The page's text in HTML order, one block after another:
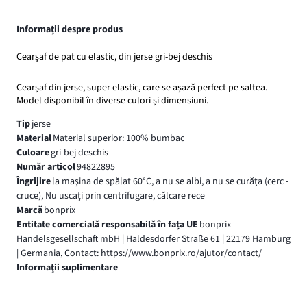
Informații despre produs
Cearșaf de pat cu elastic, din jerse gri-bej deschis
Cearșaf din jerse, super elastic, care se așază perfect pe saltea.
Model disponibil în diverse culori și dimensiuni.
Tipjerse
MaterialMaterial superior: 100% bumbac
Culoaregri-bej deschis
Număr articol94822895
Îngrijirela maşina de spălat 60°C, a nu se albi, a nu se curăţa (cerc -
cruce), Nu uscați prin centrifugare, călcare rece
Marcăbonprix
Entitate comercială responsabilă în fața UE bonprix
Handelsgesellschaft mbH | Haldesdorfer Straße 61 | 22179 Hamburg
| Germania, Contact: https://www.bonprix.ro/ajutor/contact/
Informaţii suplimentare